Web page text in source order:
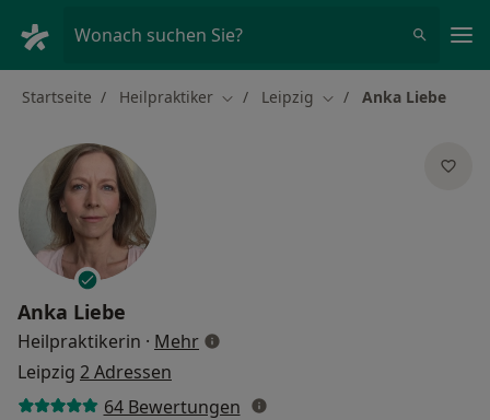
Wonach suchen Sie?
Startseite Heilpraktiker Stadt ändern
Leipzig Stadt ändern
Anka Liebe
Anka Liebe
Heilpraktikerin · Mehrüber Spezialisierungen
Leipzig 2 Adressen
64 Bewertungen